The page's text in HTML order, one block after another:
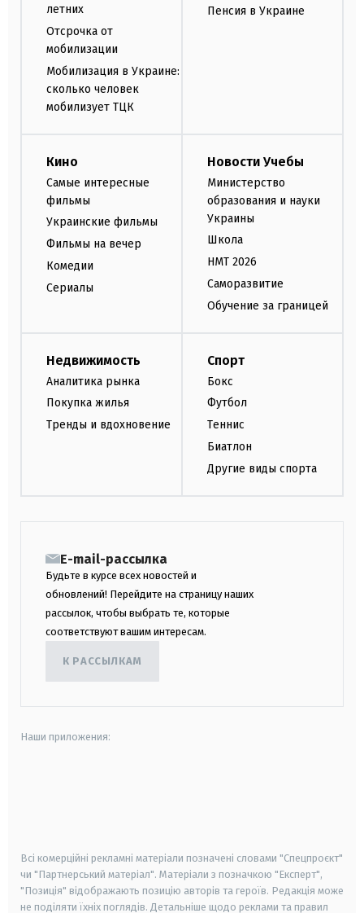
летних
Отсрочка от
мобилизации
Мобилизация в Украине:
сколько человек
мобилизует ТЦК
Пенсия в Украине
Кино
Самые интересные
фильмы
Украинские фильмы
Фильмы на вечер
Комедии
Сериалы
Новости Учебы
Министерство
образования и науки
Украины
Школа
НМТ 2026
Саморазвитие
Обучение за границей
Недвижимость
Аналитика рынка
Покупка жилья
Тренды и вдохновение
Спорт
Бокс
Футбол
Теннис
Биатлон
Другие виды спорта
E-mail-рассылка
Будьте в курсе всех новостей и
обновлений! Перейдите на страницу наших
рассылок, чтобы выбрать те, которые
соответствуют вашим интересам.
К РАССЫЛКАМ
Наши приложения:
Всі комерційні рекламні матеріали позначені словами "Спецпроєкт"
чи "Партнерський матеріал". Матеріали з позначкою "Експерт",
"Позиція" відображають позицію авторів та героїв. Редакція може
не поділяти їхніх поглядів. Детальніше щодо реклами та правил